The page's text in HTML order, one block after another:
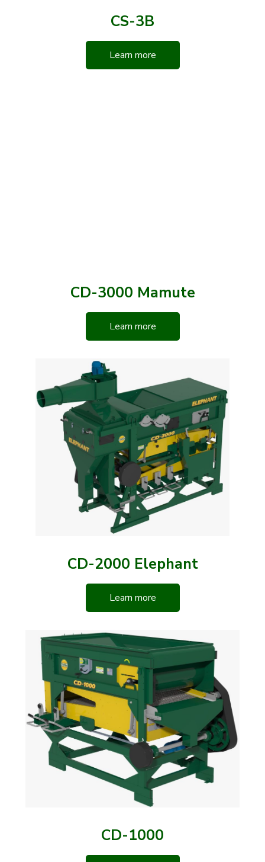
CS-3B
Learn more
CD-3000 Mamute
Learn more
CD-2000 Elephant
Learn more
CD-1000